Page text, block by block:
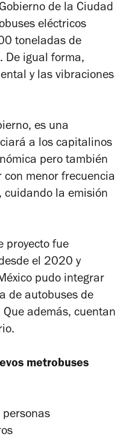
de la Ciudad
eléctricos
toneladas de
De igual forma,
y las vibraciones
es una
a los capitalinos
pero también
menor frecuencia
cuidando la emisión
proyecto fue
el 2020 y
pudo integrar
de autobuses de
además, cuentan
metrobuses